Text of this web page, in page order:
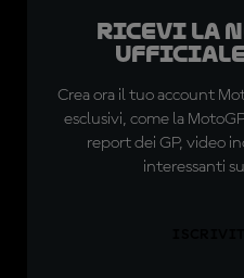
Ricevi la
ufficiale
Crea ora il tuo account
esclusivi, come la
report dei GP, video
interessanti